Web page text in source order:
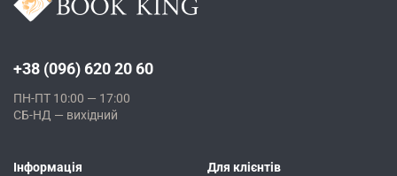
+38 (096) 620 20 60
ПН-ПТ 10:00 — 17:00
СБ-НД — вихідний
Інформація
Для клієнтів